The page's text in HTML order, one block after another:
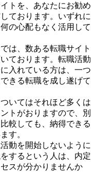
トを、あなたにお勧め
ております。いずれに
の心配もなく活用して
は、数ある転職サイト
ております。転職活動
入れている方は、一つ
きる転職を成し遂げて
いてはそれほど多くは
トがおりますので、別
較しても、納得できる
す。
動を開始しないように
するという人は、内定
スが分かりませんか